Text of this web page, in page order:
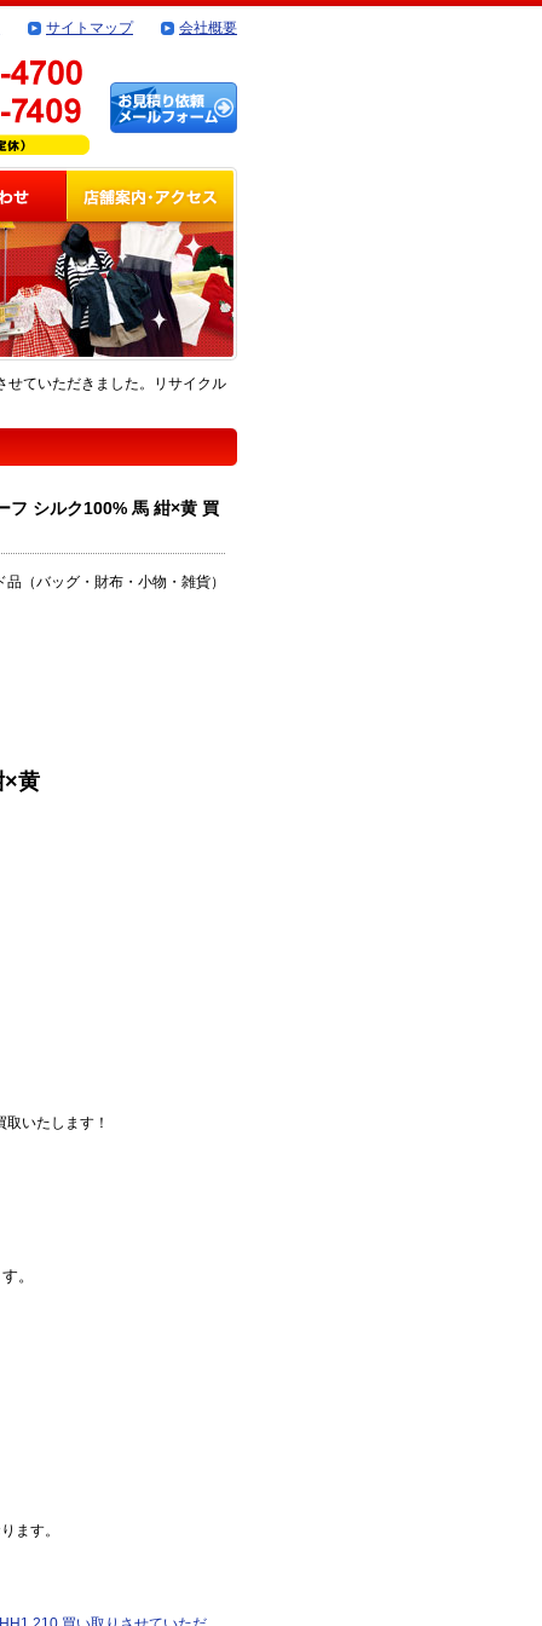
サイトマップ 会社概要
せていただきました。リサイクル
フ シルク100% 馬 紺×黄 買
（バッグ・財布・小物・雑貨）
×黄
いたします！
。
ます。